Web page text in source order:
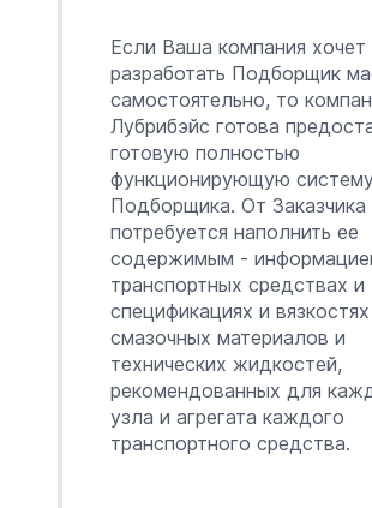
Если Ваша компания хочет
разработать Подборщик
самостоятельно, то
Лубрибэйс готова
готовую полностью
функционирующую
Подборщика. От
потребуется наполнить ее
содержимым -
транспортных средствах и
спецификациях и
смазочных материалов и
технических жидкостей,
рекомендованных для
узла и агрегата каждого
транспортного средства.